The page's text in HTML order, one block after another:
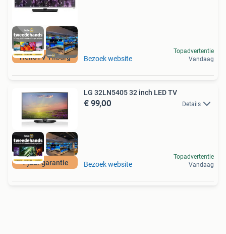
HelloTV Tilburg Bezoek website
Topadvertentie
Vandaag
1 jaar garantie
LG 32LN5405 32 inch LED TV
€ 99,00 Details
Bezoek website
Topadvertentie
Vandaag